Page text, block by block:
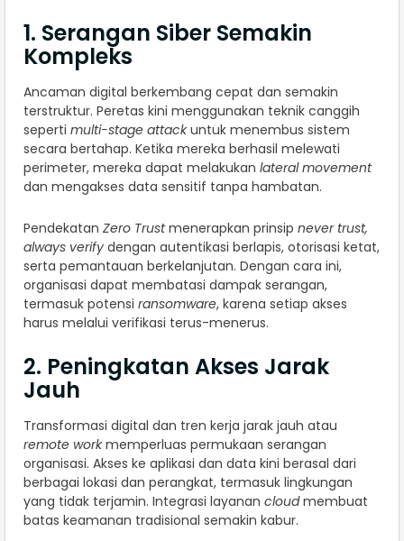
1. Serangan Siber Semakin
Kompleks
Ancaman digital berkembang cepat dan semakin
terstruktur. Peretas kini menggunakan teknik canggih
seperti multi-stage attackuntuk menembus sistem
secara bertahap. Ketika mereka berhasil melewati
perimeter, mereka dapat melakukan lateral movement
dan mengakses data sensitif tanpa hambatan.
Pendekatan Zero Trustmenerapkan prinsip never trust,
always verify dengan autentikasi berlapis, otorisasi ketat,
serta pemantauan berkelanjutan. Dengan cara ini,
organisasi dapat membatasi dampak serangan,
termasuk potensi ransomware, karena setiap akses
harus melalui verifikasi terus-menerus.
2. Peningkatan Akses Jarak
Jauh
Transformasi digital dan tren kerja jarak jauh atau
remote workmemperluas permukaan serangan
organisasi. Akses ke aplikasi dan data kini berasal dari
berbagai lokasi dan perangkat, termasuk lingkungan
yang tidak terjamin. Integrasi layanan cloudmembuat
batas keamanan tradisional semakin kabur.